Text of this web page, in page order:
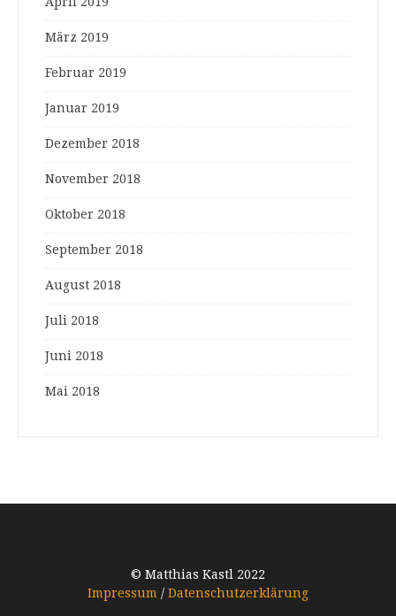
März 2019
Februar 2019
Januar 2019
Dezember 2018
November 2018
Oktober 2018
September 2018
August 2018
Juli 2018
Juni 2018
Mai 2018
© Matthias Kastl 2022
Impressum / Datenschutzerklärung